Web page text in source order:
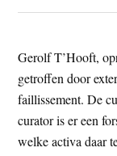
Gerolf T’Hooft,
getroffen door
faillissement. De
curator is er een
welke activa daar